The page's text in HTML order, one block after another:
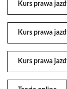
Kurs prawa
Kurs prawa
Kurs prawa